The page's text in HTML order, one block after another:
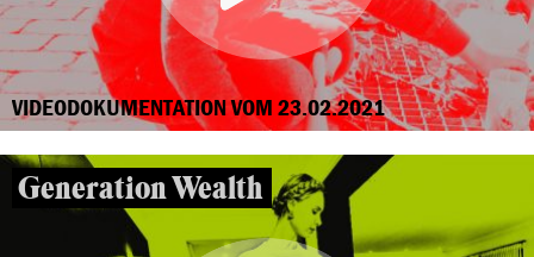
VIDEODOKUMENTATION VOM 23.02.2021
Generation Wealth